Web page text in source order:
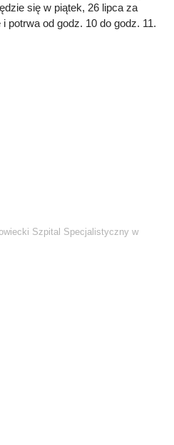
się w piątek, 26 lipca za
potrwa od godz. 10 do godz. 11.
Szpital Specjalistyczny w